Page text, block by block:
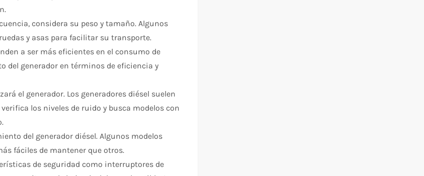
considera su peso y tamaño. Algunos
y asas para facilitar su transporte.
a ser más eficientes en el consumo de
del generador en términos de eficiencia y
el generador. Los generadores diésel suelen
los niveles de ruido y busca modelos con
del generador diésel. Algunos modelos
fáciles de mantener que otros.
de seguridad como interruptores de